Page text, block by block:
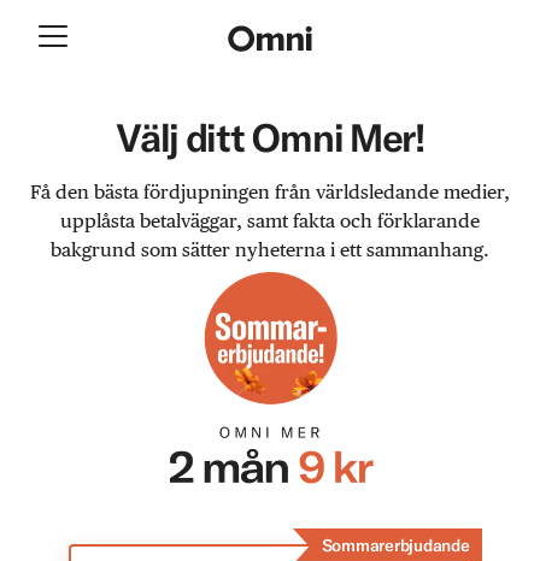
Välj ditt Omni Mer!
Få den bästa fördjupningen från världsledande medier,
upplåsta betalväggar, samt fakta och förklarande
bakgrund som sätter nyheterna i ett sammanhang.
Sommarerbjudande